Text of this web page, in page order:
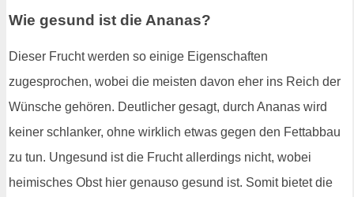
Wie gesund ist die Ananas?
Dieser Frucht werden so einige Eigenschaften
zugesprochen, wobei die meisten davon eher ins Reich der
Wünsche gehören. Deutlicher gesagt, durch Ananas wird
keiner schlanker, ohne wirklich etwas gegen den Fettabbau
zu tun. Ungesund ist die Frucht allerdings nicht, wobei
heimisches Obst hier genauso gesund ist. Somit bietet die